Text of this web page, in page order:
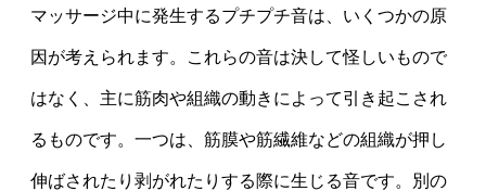
マッサージ中に発生するプチプチ音は、いくつかの原
因が考えられます。これらの音は決して怪しいもので
はなく、主に筋肉や組織の動きによって引き起こされ
るものです。一つは、筋膜や筋繊維などの組織が押し
伸ばされたり剥がれたりする際に生じる音です。別の